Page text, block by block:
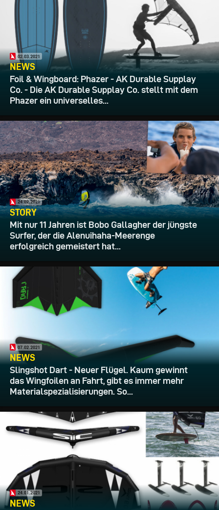
02.03.2021
NEWS
Foil & Wingboard: Phazer - AK Durable Supplay
Co. - Die AK Durable Supplay Co. stellt mit dem
Phazer ein universelles...
24.02.2021
STORY
Mit nur 11 Jahren ist Bobo Gallagher der jüngste
Surfer, der die Alenuihaha-Meerenge
erfolgreich gemeistert hat...
07.02.2021
NEWS
Slingshot Dart - Neuer Flügel. Kaum gewinnt
das Wingfoilen an Fahrt, gibt es immer mehr
Materialspezialisierungen. So...
24.01.2021
NEWS